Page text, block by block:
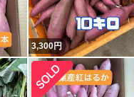
3,300円